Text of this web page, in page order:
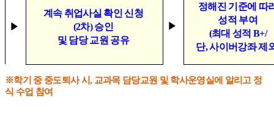
▶
계속 취업사실 확인 신청
(2차)승인
및 담당 교원 공유
▶
정해진 기준에 따
성적 부여
(최대 성적 B+/
단,사이버강좌 제
※학기 중 중도퇴사 시, 교과목 담당교원 및 학사운영실에 알리고 정
식 수업 참여